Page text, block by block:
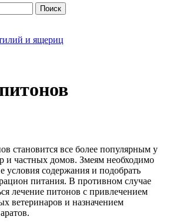
и ящериц
становится все более популярным у
и частных домов. Змеям необходимо
условия содержания и подобрать
питания. В противном случае
лечение питонов с привлечением
ветеринаров и назначением